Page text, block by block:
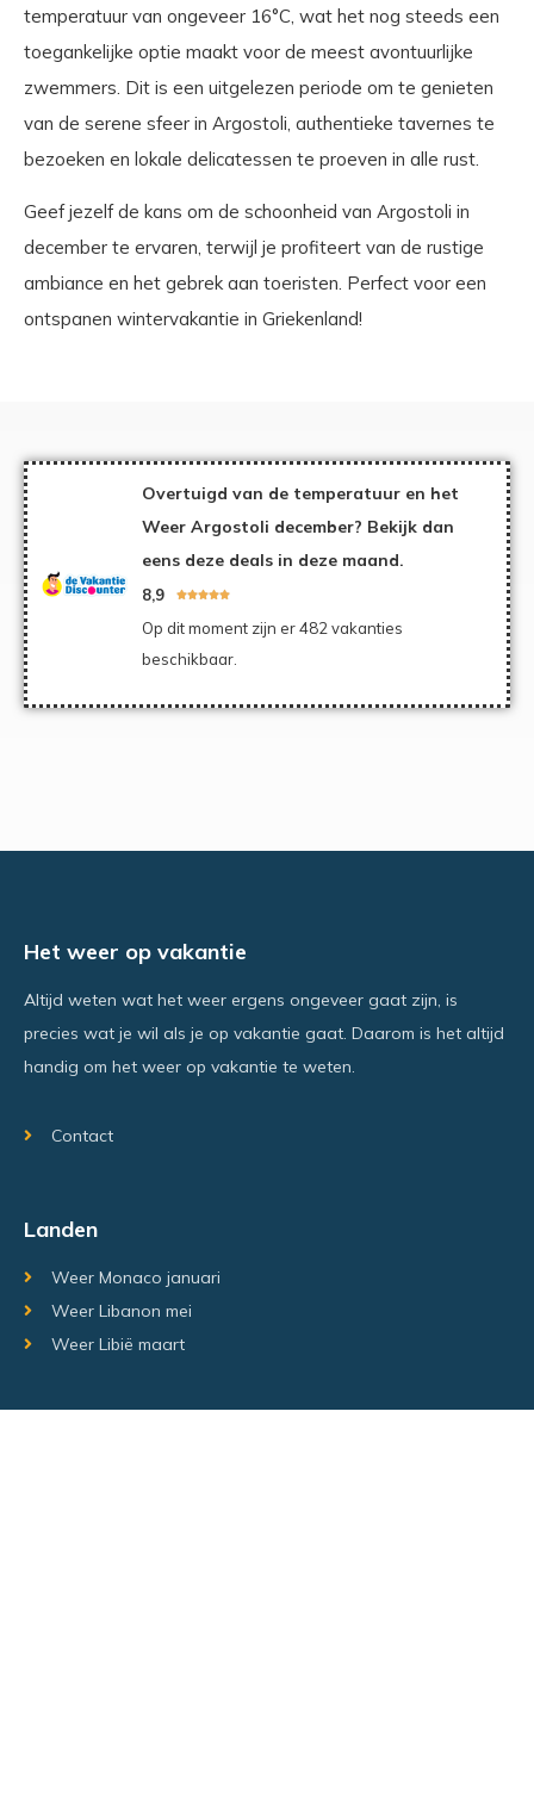
temperatuur van ongeveer 16°C, wat het nog steeds een
toegankelijke optie maakt voor de meest avontuurlijke
zwemmers. Dit is een uitgelezen periode om te genieten
van de serene sfeer in Argostoli, authentieke tavernes te
bezoeken en lokale delicatessen te proeven in alle rust.
Geef jezelf de kans om de schoonheid van Argostoli in
december te ervaren, terwijl je profiteert van de rustige
ambiance en het gebrek aan toeristen. Perfect voor een
ontspanen wintervakantie in Griekenland!
Overtuigd van de temperatuur en het
Weer Argostoli december? Bekijk dan
eens deze deals in deze maand.
8,9 
Op dit moment zijn er 482 vakanties
beschikbaar.
Het weer op vakantie
Altijd weten wat het weer ergens ongeveer gaat zijn, is
precies wat je wil als je op vakantie gaat. Daarom is het altijd
handig om het weer op vakantie te weten.
Contact
Landen
Weer Monaco januari
Weer Libanon mei
Weer Libië maart